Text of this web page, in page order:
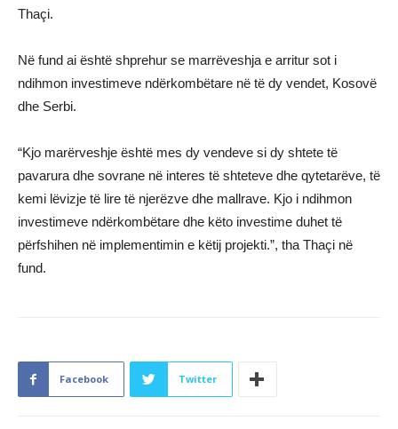
Thaçi.
Në fund ai është shprehur se marrëveshja e arritur sot i
ndihmon investimeve ndërkombëtare në të dy vendet, Kosovë
dhe Serbi.
“Kjo marërveshje është mes dy vendeve si dy shtete të
pavarura dhe sovrane në interes të shteteve dhe qytetarëve, të
kemi lëvizje të lire të njerëzve dhe mallrave. Kjo i ndihmon
investimeve ndërkombëtare dhe këto investime duhet të
përfshihen në implementimin e këtij projekti.”, tha Thaçi në
fund.
Facebook Twitter